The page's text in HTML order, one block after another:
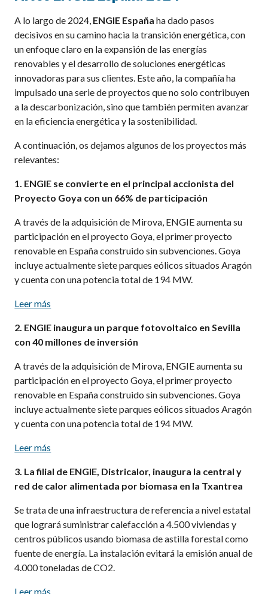
A lo largo de 2024, ENGIE España ha dado pasos
decisivos en su camino hacia la transición energética, con
un enfoque claro en la expansión de las energías
renovables y el desarrollo de soluciones energéticas
innovadoras para sus clientes. Este año, la compañía ha
impulsado una serie de proyectos que no solo contribuyen
a la descarbonización, sino que también permiten avanzar
en la eficiencia energética y la sostenibilidad.
A continuación, os dejamos algunos de los proyectos más
relevantes:
1. ENGIE se convierte en el principal accionista del
Proyecto Goya con un 66% de participación
A través de la adquisición de Mirova, ENGIE aumenta su
participación en el proyecto Goya, el primer proyecto
renovable en España construido sin subvenciones. Goya
incluye actualmente siete parques eólicos situados Aragón
y cuenta con una potencia total de 194 MW.
Leer más
2. ENGIE inaugura un parque fotovoltaico en Sevilla
con 40 millones de inversión
A través de la adquisición de Mirova, ENGIE aumenta su
participación en el proyecto Goya, el primer proyecto
renovable en España construido sin subvenciones. Goya
incluye actualmente siete parques eólicos situados Aragón
y cuenta con una potencia total de 194 MW.
Leer más
3. La filial de ENGIE, Districalor, inaugura la central y
red de calor alimentada por biomasa en la Txantrea
Se trata de una infraestructura de referencia a nivel estatal
que logrará suministrar calefacción a 4.500 viviendas y
centros públicos usando biomasa de astilla forestal como
fuente de energía. La instalación evitará la emisión anual de
4.000 toneladas de CO2.
Leer más